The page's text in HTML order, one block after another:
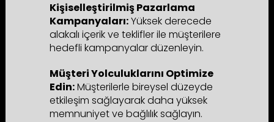
Kişiselleştirilmiş Pazarlama
Kampanyaları:Yüksek derecede
alakalı içerik ve teklifler ile müşterilere
hedefli kampanyalar düzenleyin.
Müşteri Yolculuklarını Optimize
Edin:Müşterilerle bireysel düzeyde
etkileşim sağlayarak daha yüksek
memnuniyet ve bağlılık sağlayın.